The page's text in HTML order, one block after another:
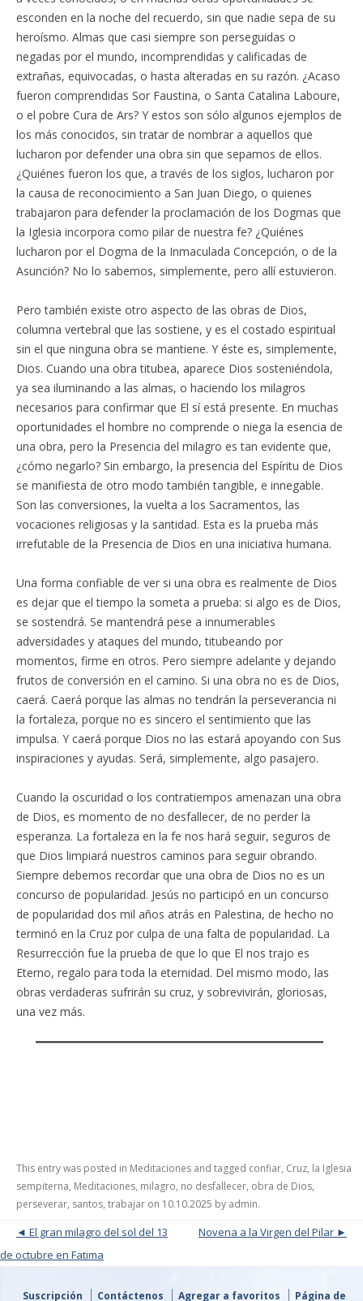
esconden en la noche del recuerdo, sin que nadie sepa de su
heroísmo. Almas que casi siempre son perseguidas o
negadas por el mundo, incomprendidas y calificadas de
extrañas, equivocadas, o hasta alteradas en su razón. ¿Acaso
fueron comprendidas Sor Faustina, o Santa Catalina Laboure,
o el pobre Cura de Ars? Y estos son sólo algunos ejemplos de
los más conocidos, sin tratar de nombrar a aquellos que
lucharon por defender una obra sin que sepamos de ellos.
¿Quiénes fueron los que, a través de los siglos, lucharon por
la causa de reconocimiento a San Juan Diego, o quienes
trabajaron para defender la proclamación de los Dogmas que
la Iglesia incorpora como pilar de nuestra fe? ¿Quiénes
lucharon por el Dogma de la Inmaculada Concepción, o de la
Asunción? No lo sabemos, simplemente, pero allí estuvieron.
Pero también existe otro aspecto de las obras de Dios,
columna vertebral que las sostiene, y es el costado espiritual
sin el que ninguna obra se mantiene. Y éste es, simplemente,
Dios. Cuando una obra titubea, aparece Dios sosteniéndola,
ya sea iluminando a las almas, o haciendo los milagros
necesarios para confirmar que El sí está presente. En muchas
oportunidades el hombre no comprende o niega la esencia de
una obra, pero la Presencia del milagro es tan evidente que,
¿cómo negarlo? Sin embargo, la presencia del Espíritu de Dios
se manifiesta de otro modo también tangible, e innegable.
Son las conversiones, la vuelta a los Sacramentos, las
vocaciones religiosas y la santidad. Esta es la prueba más
irrefutable de la Presencia de Dios en una iniciativa humana.
Una forma confiable de ver si una obra es realmente de Dios
es dejar que el tiempo la someta a prueba: si algo es de Dios,
se sostendrá. Se mantendrá pese a innumerables
adversidades y ataques del mundo, titubeando por
momentos, firme en otros. Pero siempre adelante y dejando
frutos de conversión en el camino. Si una obra no es de Dios,
caerá. Caerá porque las almas no tendrán la perseverancia ni
la fortaleza, porque no es sincero el sentimiento que las
impulsa. Y caerá porque Dios no las estará apoyando con Sus
inspiraciones y ayudas. Será, simplemente, algo pasajero.
Cuando la oscuridad o los contratiempos amenazan una obra
de Dios, es momento de no desfallecer, de no perder la
esperanza. La fortaleza en la fe nos hará seguir, seguros de
que Dios limpiará nuestros caminos para seguir obrando.
Siempre debemos recordar que una obra de Dios no es un
concurso de popularidad. Jesús no participó en un concurso
de popularidad dos mil años atrás en Palestina, de hecho no
terminó en la Cruz por culpa de una falta de popularidad. La
Resurrección fue la prueba de que lo que El nos trajo es
Eterno, regalo para toda la eternidad. Del mismo modo, las
obras verdaderas sufrirán su cruz, y sobrevivirán, gloriosas,
una vez más.
This entry was posted in Meditaciones and tagged confiar, Cruz, la Iglesia
sempiterna, Meditaciones, milagro, no desfallecer, obra de Dios,
perseverar, santos, trabajar on 10.10.2025 by admin.
Post navigation Novena a la Virgen del Pilar
El gran milagro del sol del 13
de octubre en Fatima
Suscripción Contáctenos Agregar a favoritos Página de